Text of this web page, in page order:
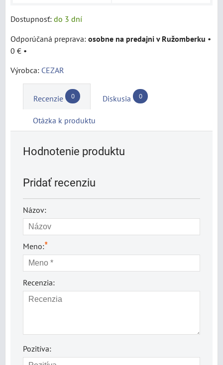
Dostupnosť: do 3 dní
osobne na predajni v Ružomberku •
0 € •
Výrobca: CEZAR
Recenzie 0 Diskusia 0
Otázka k produktu
Hodnotenie produktu
Pridať recenziu
Názov:
Meno:*
Recenzia:
Pozitíva: